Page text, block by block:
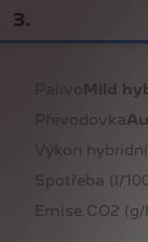
3.
Mild
Převodovka
Výkon
Spotřeba (l/
Emise CO2